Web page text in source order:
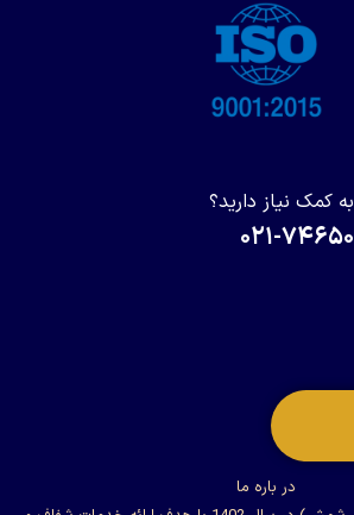
به کمک نیاز دارید؟
۰۲۱-۷۴۶۵۰
در باره ما